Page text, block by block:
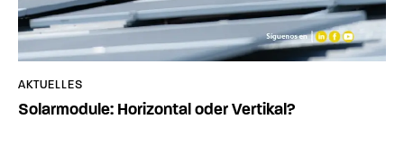
AKTUELLES
Solarmodule: Horizontal oder Vertikal?